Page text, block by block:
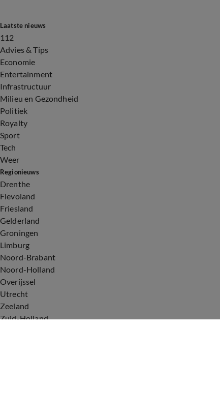
Laatste nieuws
112
Advies & Tips
Economie
Entertainment
Infrastructuur
Milieu en Gezondheid
Politiek
Royalty
Sport
Tech
Weer
Regionieuws
Drenthe
Flevoland
Friesland
Gelderland
Groningen
Limburg
Noord-Brabant
Noord-Holland
Overijssel
Utrecht
Zeeland
Zuid-Holland